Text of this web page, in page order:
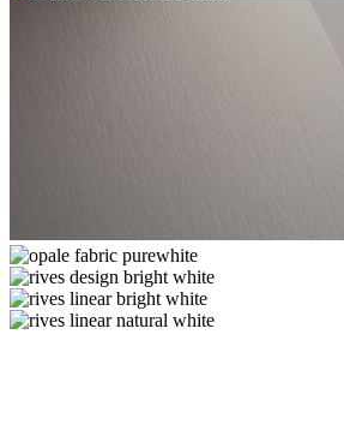
keaykolour
snow
white
opale
fabric
purewhite
rives
design
rives